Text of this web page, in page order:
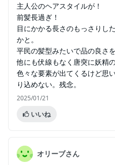
主人公のヘアスタイルが！
前髪長過ぎ！
目にかかる長さのもっさりし
かと。
平民の髪型みたいで品の良さを
他にも伏線もなく唐突に妖精
色々な要素が出てくるけど思
り込めない。残念。
2025/01/21
いいね
オリーブさん